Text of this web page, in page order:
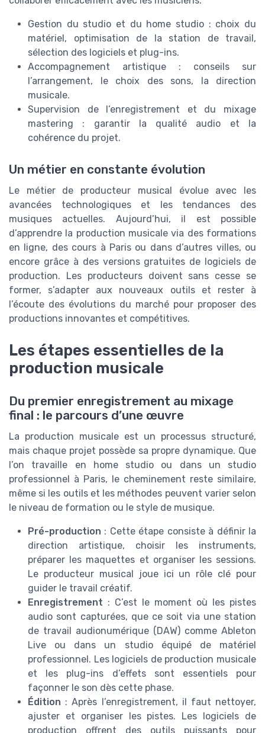
Gestion du studio et du home studio : choix du
matériel, optimisation de la station de travail,
sélection des logiciels et plug-ins.
Accompagnement artistique : conseils sur
l’arrangement, le choix des sons, la direction
musicale.
Supervision de l’enregistrement et du mixage
mastering : garantir la qualité audio et la
cohérence du projet.
Un métier en constante évolution
Le métier de producteur musical évolue avec les
avancées technologiques et les tendances des
musiques actuelles. Aujourd’hui, il est possible
d’apprendre la production musicale via des formations
en ligne, des cours à Paris ou dans d’autres villes, ou
encore grâce à des versions gratuites de logiciels de
production. Les producteurs doivent sans cesse se
former, s’adapter aux nouveaux outils et rester à
l’écoute des évolutions du marché pour proposer des
productions innovantes et compétitives.
Les étapes essentielles de la
production musicale
Du premier enregistrement au mixage
final : le parcours d’une œuvre
La production musicale est un processus structuré,
mais chaque projet possède sa propre dynamique. Que
l’on travaille en home studio ou dans un studio
professionnel à Paris, le cheminement reste similaire,
même si les outils et les méthodes peuvent varier selon
le niveau de formation ou le style de musique.
Pré-production : Cette étape consiste à définir la
direction artistique, choisir les instruments,
préparer les maquettes et organiser les sessions.
Le producteur musical joue ici un rôle clé pour
guider le travail créatif.
Enregistrement : C’est le moment où les pistes
audio sont capturées, que ce soit via une station
de travail audionumérique (DAW) comme Ableton
Live ou dans un studio équipé de matériel
professionnel. Les logiciels de production musicale
et les plug-ins d’effets sont essentiels pour
façonner le son dès cette phase.
Édition : Après l’enregistrement, il faut nettoyer,
ajuster et organiser les pistes. Les logiciels de
production offrent des outils puissants pour